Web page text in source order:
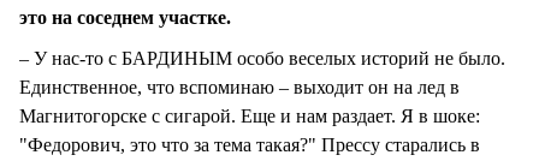
это на соседнем участке.
– У нас-то с БАРДИНЫМ особо веселых историй не было.
Единственное, что вспоминаю – выходит он на лед в
Магнитогорске с сигарой. Еще и нам раздает. Я в шоке:
"Федорович, это что за тема такая?" Прессу старались в